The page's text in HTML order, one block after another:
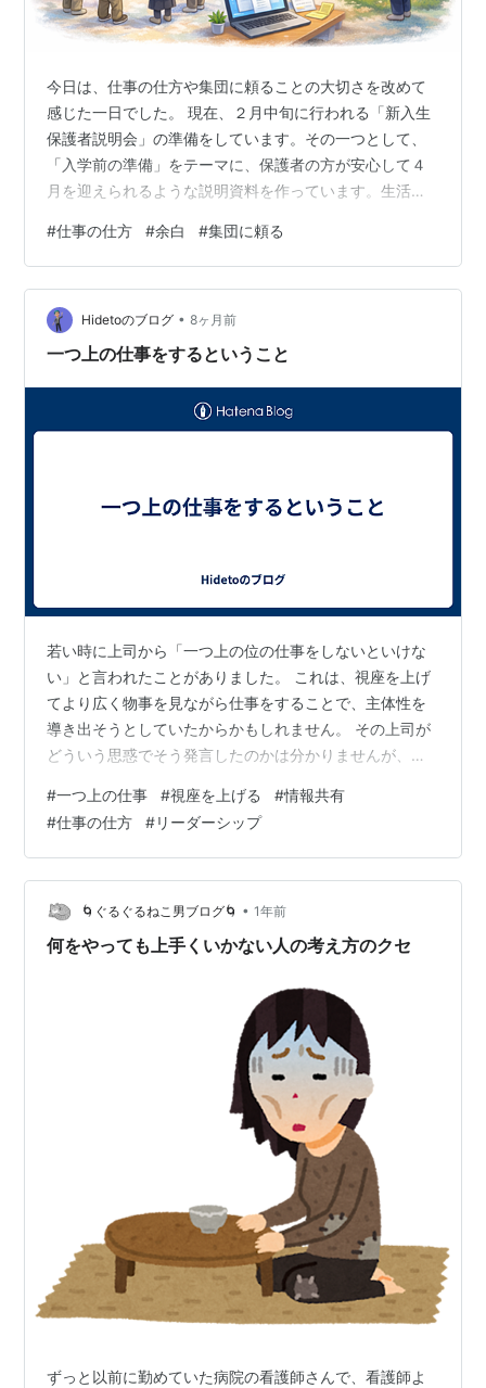
今日は、仕事の仕方や集団に頼ることの大切さを改めて
感じた一日でした。 現在、２月中旬に行われる「新入生
保護者説明会」の準備をしています。その一つとして、
「入学前の準備」をテーマに、保護者の方が安心して４
月を迎えられるような説明資料を作っています。生活指
めた“しおり”づくりです。 結局のところ、こういう仕事
は「とりまとめ役」がいないと進みません。なので、今
年もその役目は私が引き受けることにしました。学校の
ルールも少しずつ変わり、伝えておいた方がいいことも
増えています。今回は、まずそれぞれの担当の先生方に
#仕事の仕方 #余白 #集団に頼る
Hidetoのブログ • 8ヶ月前
一つ上の仕事をするということ
若い時に上司から「一つ上の位の仕事をしないといけな
い」と言われたことがありました。 これは、視座を上げ
てより広く物事を見ながら仕事をすることで、主体性を
導き出そうとしていたからかもしれません。 その上司が
どういう思惑でそう発言したのかは分かりませんが、今
す。 今日の話は、この「一つ上の仕事」を皆が意識する
ことで、会社や社会は今よりもっと良いものになるので
はないか、という話です。 私は今、第二の人生に向けて
日々準備しています。 会社の今の仕事を発展させること
で、うまく第二の人生に移行したいと考えています。 最
近、一つ気が付いたことがあります。 それ…
#一つ上の仕事 #視座を上げる #情報共有
#仕事の仕方 #リーダーシップ
🌀ぐるぐるねこ男ブログ🌀 • 1年前
何をやっても上手くいかない人の考え方のクセ
ずっと以前に勤めていた病院の看護師さんで、看護師よ